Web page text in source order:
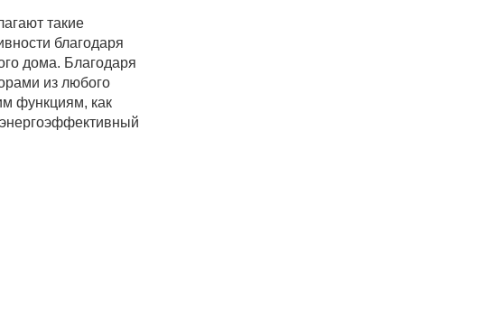
такие
благодаря
дома. Благодаря
из любого
функциям, как